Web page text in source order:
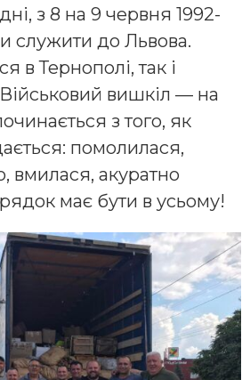
з 8 на 9 червня 1992-
служити до Львова.
в Тернополі, так і
вишкіл — на
з того, як
помолилася,
вмилася, акуратно
має бути в усьому!